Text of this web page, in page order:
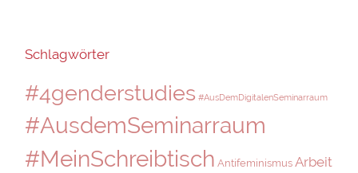
Schlagwörter
#4genderstudies #AusDemDigitalenSeminarraum
#AusdemSeminarraum
#MeinSchreibtisch Antifeminismus Arbeit